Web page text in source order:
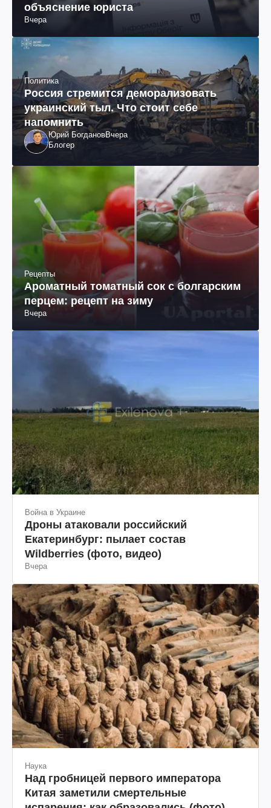
объяснение юриста
Вчера
Политика
Россия стремится деморализовать
украинский тыл. Что стоит себе
напомнить
Юрий БогдановВчера
Блогер
Рецепты
Ароматный томатный сок с болгарским
перцем: рецепт на зиму
Вчера
Война в Украине
Дроны атаковали российский
Екатеринбург: пылает состав
Wildberries (фото, видео)
Вчера
Наука
Над гробницей первого императора
Китая заметили смертельные